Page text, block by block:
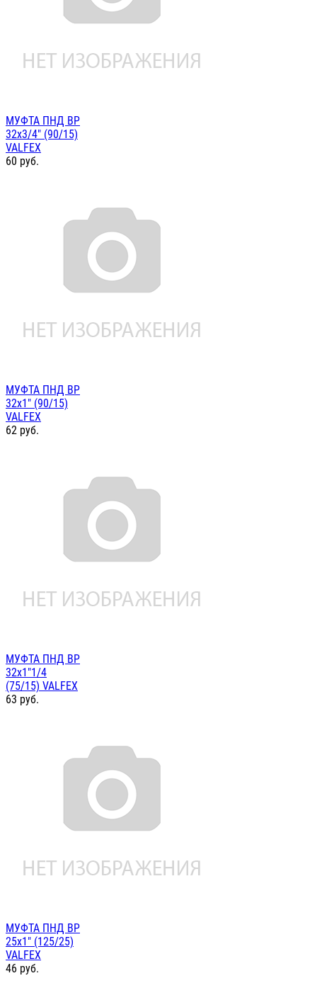
МУФТА ПНД ВР
32х3/4" (90/15)
VALFEX
60 руб.
МУФТА ПНД ВР
32х1" (90/15)
VALFEX
62 руб.
МУФТА ПНД ВР
32х1"1/4
(75/15) VALFEX
63 руб.
МУФТА ПНД ВР
25х1" (125/25)
VALFEX
46 руб.